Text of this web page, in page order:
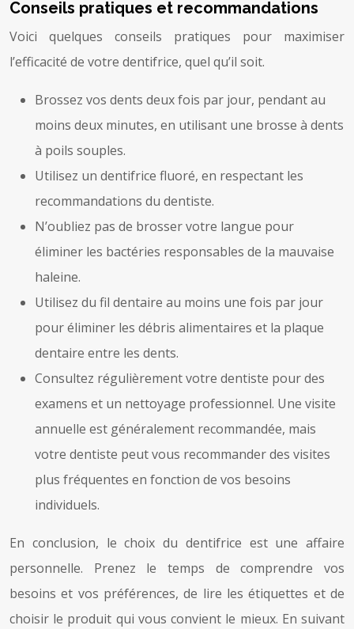
Conseils pratiques et recommandations
Voici quelques conseils pratiques pour maximiser
l’efficacité de votre dentifrice, quel qu’il soit.
Brossez vos dents deux fois par jour, pendant au
moins deux minutes, en utilisant une brosse à dents
à poils souples.
Utilisez un dentifrice fluoré, en respectant les
recommandations du dentiste.
N’oubliez pas de brosser votre langue pour
éliminer les bactéries responsables de la mauvaise
haleine.
Utilisez du fil dentaire au moins une fois par jour
pour éliminer les débris alimentaires et la plaque
dentaire entre les dents.
Consultez régulièrement votre dentiste pour des
examens et un nettoyage professionnel. Une visite
annuelle est généralement recommandée, mais
votre dentiste peut vous recommander des visites
plus fréquentes en fonction de vos besoins
individuels.
En conclusion, le choix du dentifrice est une affaire
personnelle. Prenez le temps de comprendre vos
besoins et vos préférences, de lire les étiquettes et de
choisir le produit qui vous convient le mieux. En suivant